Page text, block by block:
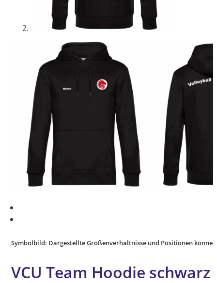
Symbolbild: Dargestellte Größenverhältnisse und Positionen
VCU Team Hoodie schwarz